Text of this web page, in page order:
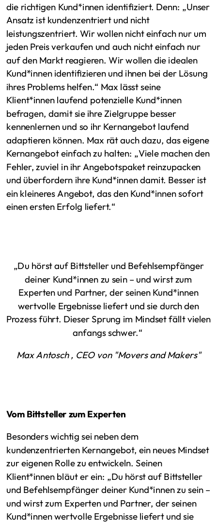
die richtigen Kund*innen identifiziert. Denn: „Unser
Ansatz ist kundenzentriert und nicht
leistungszentriert. Wir wollen nicht einfach nur um
jeden Preis verkaufen und auch nicht einfach nur
auf den Markt reagieren. Wir wollen die idealen
Kund*innen identifizieren und ihnen bei der Lösung
ihres Problems helfen.“ Max lässt seine
Klient*innen laufend potenzielle Kund*innen
befragen, damit sie ihre Zielgruppe besser
kennenlernen und so ihr Kernangebot laufend
adaptieren können. Max rät auch dazu, das eigene
Kernangebot einfach zu halten: „Viele machen den
Fehler, zuviel in ihr Angebotspaket reinzupacken
und überfordern ihre Kund*innen damit. Besser ist
ein kleineres Angebot, das den Kund*innen sofort
einen ersten Erfolg liefert.“
„Du hörst auf Bittsteller und Befehlsempfänger
deiner Kund*innen zu sein – und wirst zum
Experten und Partner, der seinen Kund*innen
wertvolle Ergebnisse liefert und sie durch den
Prozess führt. Dieser Sprung im Mindset fällt vielen
anfangs schwer.“
Max Antosch , CEO von "Movers and Makers"
Vom Bittsteller zum Experten
Besonders wichtig sei neben dem
kundenzentrierten Kernangebot, ein neues Mindset
zur eigenen Rolle zu entwickeln. Seinen
Klient*innen bläut er ein: „Du hörst auf Bittsteller
und Befehlsempfänger deiner Kund*innen zu sein –
und wirst zum Experten und Partner, der seinen
Kund*innen wertvolle Ergebnisse liefert und sie